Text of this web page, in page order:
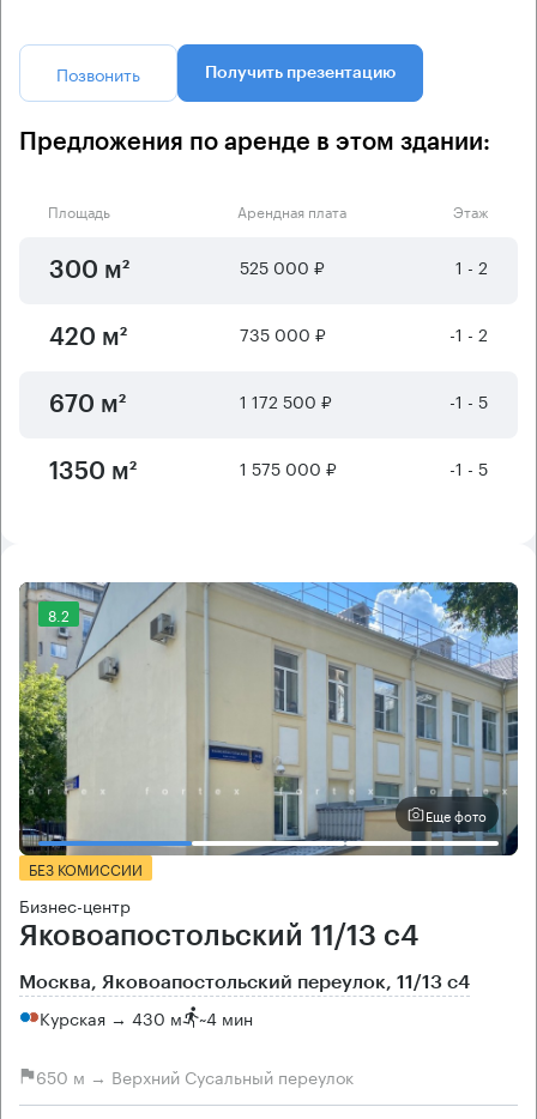
Позвонить Получить презентацию
Предложения по аренде в этом здании:
Площадь Арендная плата Этаж
300 м² 525 000 ₽ 1 - 2
420 м² 735 000 ₽ -1 - 2
670 м² 1 172 500 ₽ -1 - 5
1350 м² 1 575 000 ₽ -1 - 5
8.2
Еще фото
БЕЗ КОМИССИИ
Бизнес-центр
Яковоапостольский 11/13 с4
Москва, Яковоапостольский переулок, 11/13 с4
Курская → 430 м ~4 мин
650 м → Верхний Сусальный переулок